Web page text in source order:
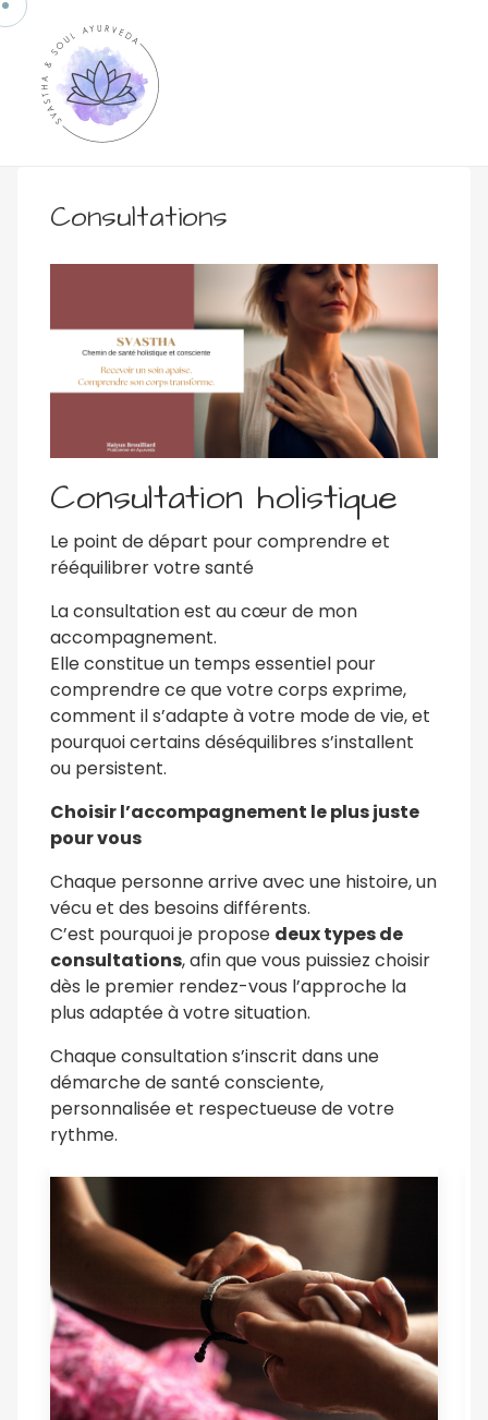
Consultations
Consultation holistique
Le point de départ pour comprendre et
rééquilibrer votre santé
La consultation est au cœur de mon
accompagnement.
Elle constitue un temps essentiel pour
comprendre ce que votre corps exprime,
comment il s’adapte à votre mode de vie, et
pourquoi certains déséquilibres s’installent
ou persistent.
Choisir l’accompagnement le plus juste
pour vous
Chaque personne arrive avec une histoire, un
vécu et des besoins différents.
C’est pourquoi je propose deux types de
consultations, afin que vous puissiez choisir
dès le premier rendez-vous l’approche la
plus adaptée à votre situation.
Chaque consultation s’inscrit dans une
démarche de santé consciente,
personnalisée et respectueuse de votre
rythme.